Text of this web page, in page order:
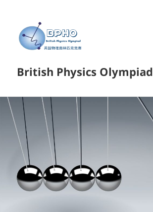
British Physics Olympiad